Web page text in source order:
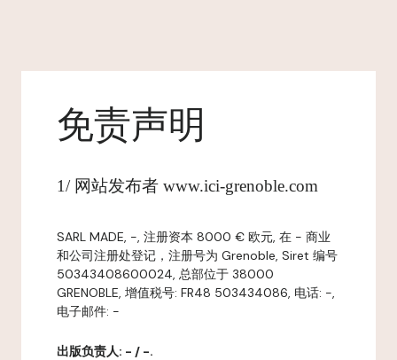
免责声明
1/ 网站发布者 www.ici-grenoble.com
SARL MADE, -, 注册资本 8000 € 欧元, 在 - 商业
和公司注册处登记，注册号为 Grenoble, Siret 编号
50343408600024, 总部位于 38000
GRENOBLE, 增值税号: FR48 503434086, 电话: -,
电子邮件: -
出版负责人: - / -.